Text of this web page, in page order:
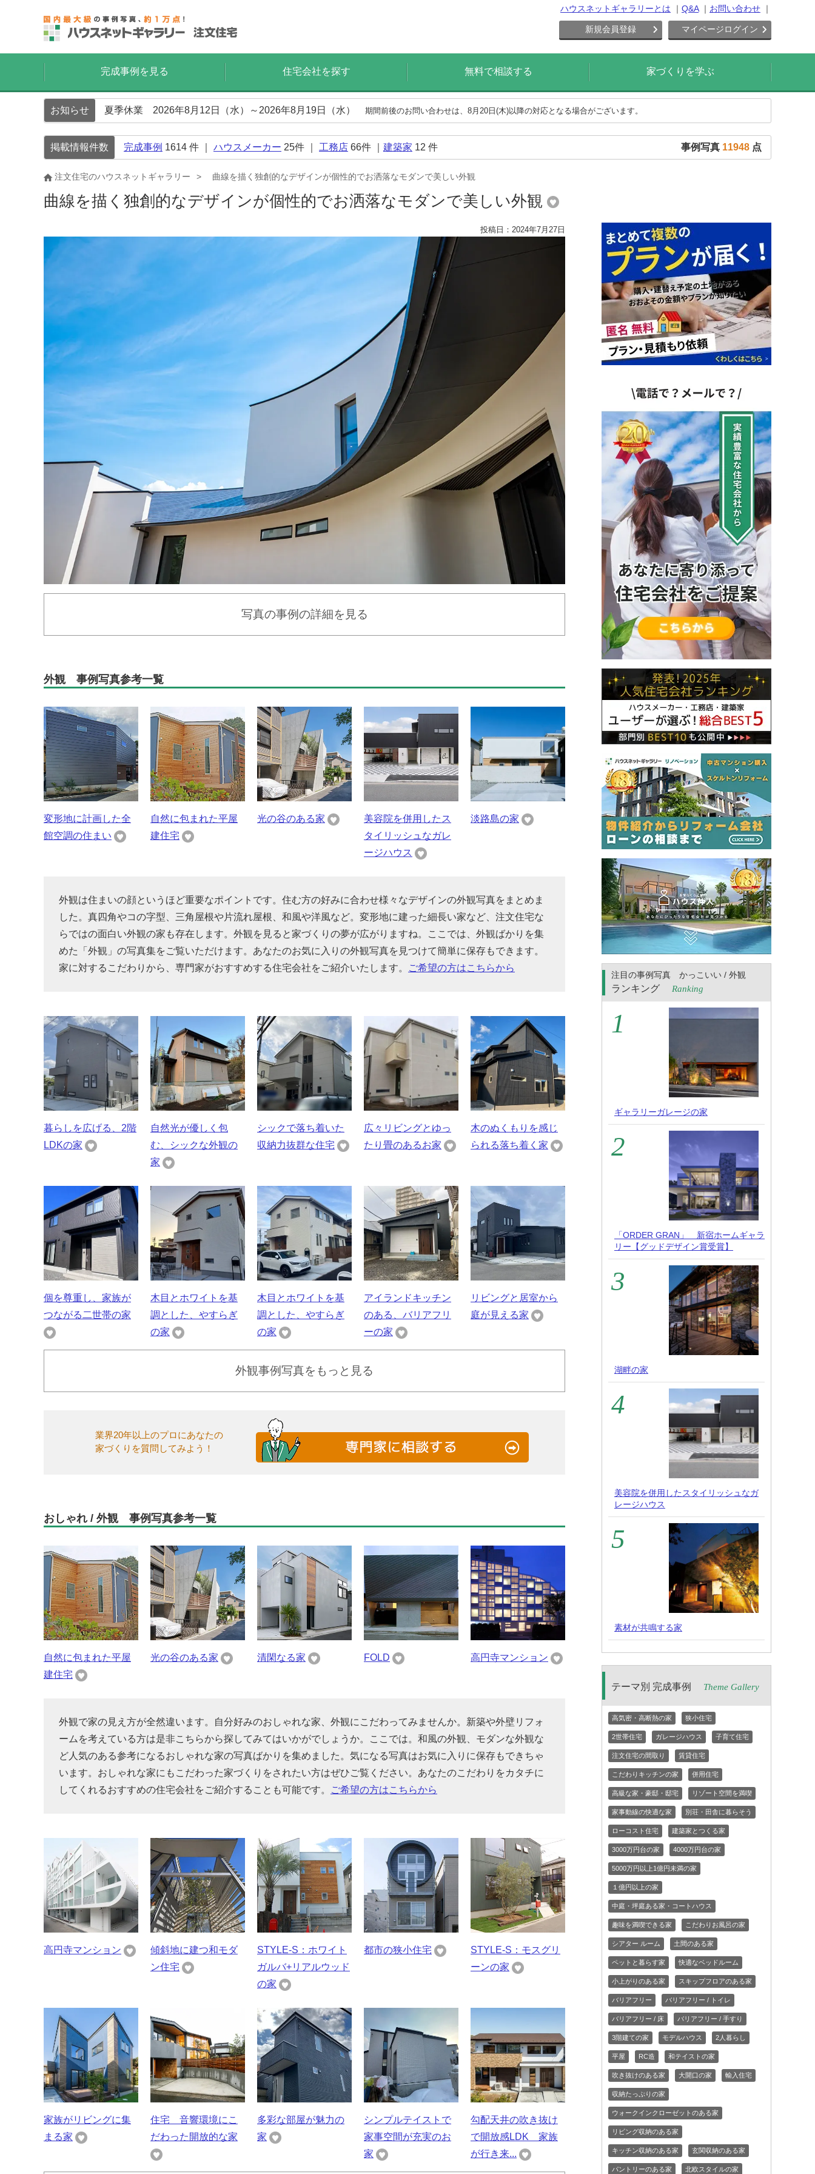
ハウスネットギャラリーとは Q&A お問い合わせ
新規会員登録 マイページログイン
完成事例を見る 住宅会社を探す 無料で相談する 家づくりを学ぶ
お知らせ 夏季休業 2026年8月12日（水）～2026年8月19日（水） 期間前後のお問い合わせは、8月20日(木)以降の対応となる場合がございます。
掲載情報件数 完成事例 1614 件 ｜ ハウスメーカー 25件 ｜ 工務店 66件 ｜ 建築家 12 件 事例写真 11948 点
注文住宅のハウスネットギャラリー 曲線を描く独創的なデザインが個性的でお洒落なモダンで美しい外観
曲線を描く独創的なデザインが個性的でお洒落なモダンで美しい外観
投稿日：2024年7月27日
写真の事例の詳細を見る
外観 事例写真参考一覧
変形地に計画した全
館空調の住まい
自然に包まれた平屋
建住宅
光の谷のある家
美容院を併用したス
タイリッシュなガレ
ージハウス
淡路島の家
外観は住まいの顔というほど重要なポイントです。住む方の好みに合わせ様々なデザインの外観写真をまとめま
した。真四角やコの字型、三角屋根や片流れ屋根、和風や洋風など。変形地に建った細長い家など、注文住宅な
らではの面白い外観の家も存在します。外観を見ると家づくりの夢が広がりますね。ここでは、外観ばかりを集
めた「外観」の写真集をご覧いただけます。あなたのお気に入りの外観写真を見つけて簡単に保存もできます。
家に対するこだわりから、専門家がおすすめする住宅会社をご紹介いたします。
ご希望の方はこちらから
暮らしを広げる、2階
LDKの家
自然光が優しく包
む、シックな外観の
家
シックで落ち着いた
収納力抜群な住宅
広々リビングとゆっ
たり畳のあるお家
木のぬくもりを感じ
られる落ち着く家
個を尊重し、家族が
つながる二世帯の家
木目とホワイトを基
調とした、やすらぎ
の家
木目とホワイトを基
調とした、やすらぎ
の家
アイランドキッチン
のある、バリアフリ
ーの家
リビングと居室から
庭が見える家
外観事例写真をもっと見る
業界20年以上のプロにあなたの
家づくりを質問してみよう！
おしゃれ / 外観 事例写真参考一覧
自然に包まれた平屋
建住宅
光の谷のある家 清閑なる家 FOLD 高円寺マンション
外観で家の見え方が全然違います。自分好みのおしゃれな家、外観にこだわってみませんか。新築や外壁リフォ
ームを考えている方は是非こちらから探してみてはいかがでしょうか。ここでは。和風の外観、モダンな外観な
ど人気のある参考になるおしゃれな家の写真ばかりを集めました。気になる写真はお気に入りに保存もできちゃ
います。おしゃれな家にもこだわった家づくりをされたい方はぜひご覧ください。あなたのこだわりをカタチに
してくれるおすすめの住宅会社をご紹介することも可能です。
ご希望の方はこちらから
高円寺マンション
傾斜地に建つ和モダ
ン住宅
STYLE-S：ホワイト
ガルバ+リアルウッド
の家
都市の狭小住宅
STYLE-S：モスグリ
ーンの家
家族がリビングに集
まる家
住宅 音響環境にこ
だわった開放的な家
多彩な部屋が魅力の
家
シンプルテイストで
家事空間が充実のお
家
勾配天井の吹き抜け
で開放感LDK 家族
が行き来...
注目の事例写真 かっこいい / 外観
ランキング Ranking
ギャラリーガレージの家
「ORDER GRAN」 新宿ホームギャラ
リー【グッドデザイン賞受賞】
湖畔の家
美容院を併用したスタイリッシュなガ
レージハウス
素材が共鳴する家
テーマ別 完成事例 Theme Gallery
高気密・高断熱の家 狭小住宅
2世帯住宅 ガレージハウス 子育て住宅
注文住宅の間取り 賃貸住宅
こだわりキッチンの家 併用住宅
高級な家・豪邸・邸宅 リゾート空間を満喫
家事動線の快適な家 別荘・田舎に暮らそう
ローコスト住宅 建築家とつくる家
3000万円台の家 4000万円台の家
5000万円以上1億円未満の家
１億円以上の家
中庭・坪庭ある家・コートハウス
趣味を満喫できる家 こだわりお風呂の家
シアター ルーム 土間のある家
ペットと暮らす家 快適なベッドルーム
小上がりのある家 スキップフロアのある家
バリアフリー バリアフリー / トイレ
バリアフリー / 床 バリアフリー / 手すり
3階建ての家 モデルハウス 2人暮らし
平屋 RC造 和テイストの家
吹き抜けのある家 大開口の家 輸入住宅
収納たっぷりの家
ウォークインクローゼットのある家
リビング収納のある家
キッチン収納のある家 玄関収納のある家
パントリーのある家 北欧スタイルの家